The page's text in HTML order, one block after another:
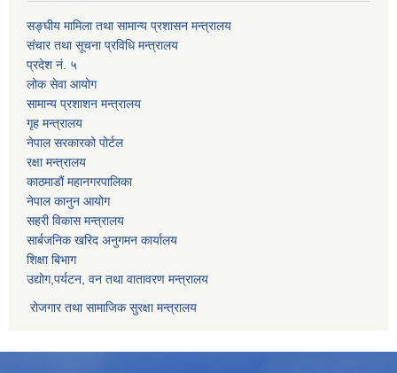
सङ्घीय मामिला तथा सामान्य प्रशासन मन्त्रालय
संचार तथा सूचना प्रविधि मन्त्रालय
प्रदेश नं. ५
लोक सेवा आयोग
सामान्य प्रशाशन मन्त्रालय
गृह मन्त्रालय
नेपाल सरकारको पोर्टल
रक्षा मन्त्रालय
काठमाडौं महानगरपालिका
नेपाल कानुन आयोग
सहरी विकास मन्त्रालय
सार्बजनिक खरिद अनुगमन कार्यालय
शिक्षा बिभाग
उद्योग,पर्यटन, वन तथा वातावरण मन्त्रालय
रोजगार तथा सामाजिक सुरक्षा मन्त्रालय